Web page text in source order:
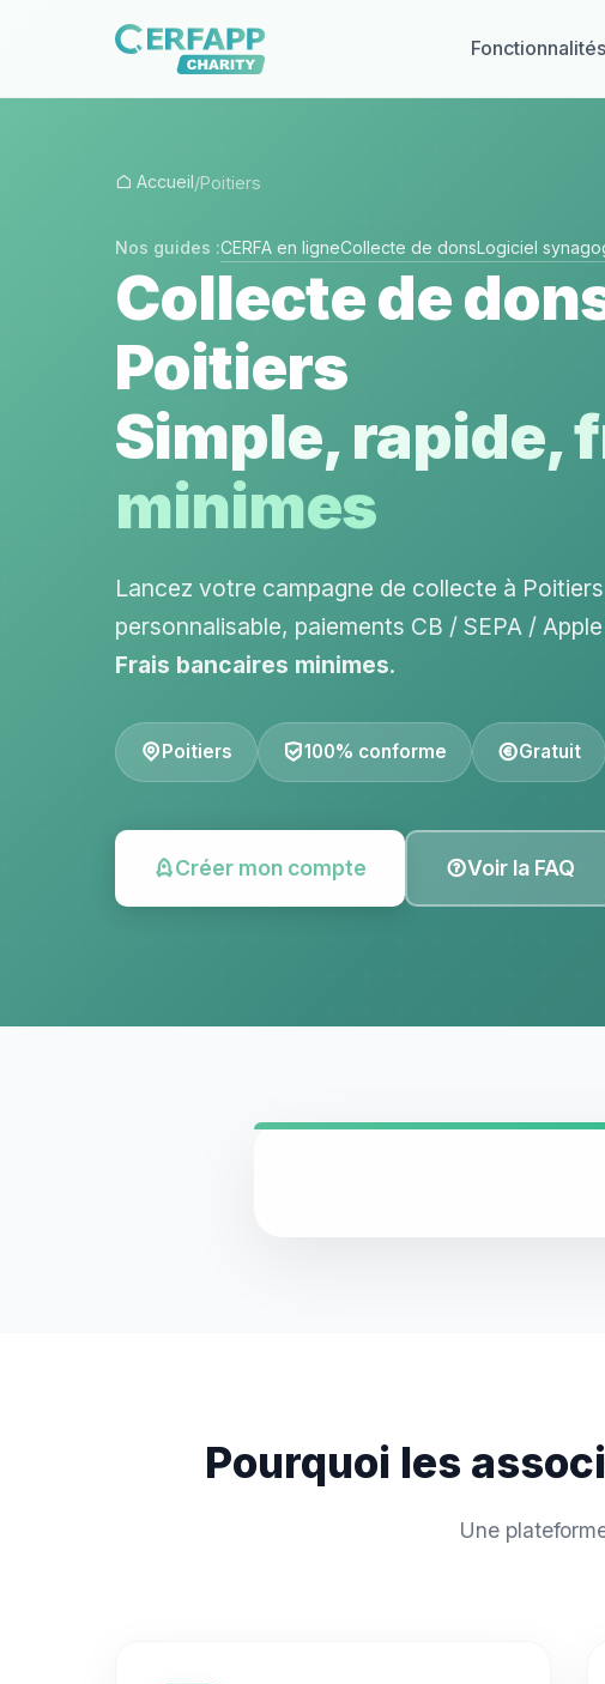
Fonctionnalités
Accueil/Poitiers
Nos guides :CERFA en ligneCollecte de donsLogiciel
Collecte de
Poitiers
Simple, rapide,
minimes
Lancez votre campagne de collecte à
personnalisable, paiements CB / SEPA /
Frais bancaires minimes.
Poitiers 100% conforme Gratuit
Créer mon compte Voir la FAQ
Pourquoi les
Une